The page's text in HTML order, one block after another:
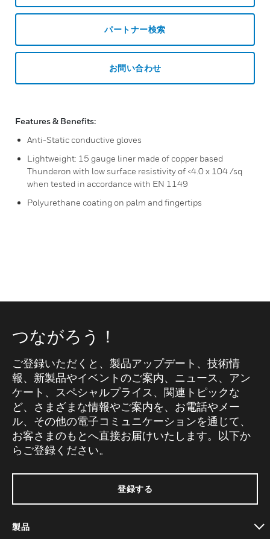
パートナー検索
お問い合わせ
Features & Benefits:
Anti-Static conductive gloves
Lightweight: 15 gauge liner made of copper based
Thunderon with low surface resistivity of <4.0 x 104 /sq
when tested in accordance with EN 1149
Polyurethane coating on palm and fingertips
つながろう！
ご登録いただくと、製品アップデート、技術情
報、新製品やイベントのご案内、ニュース、アン
ケート、スペシャルプライス、関連トピックな
ど、さまざまな情報やご案内を、お電話やメー
ル、その他の電子コミュニケーションを通じて、
お客さまのもとへ直接お届けいたします。以下か
らご登録ください。
登録する
製品